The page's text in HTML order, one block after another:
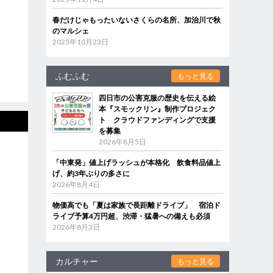
春だけじゃもったいないさくらの名所、加治川で秋
のマルシェ
2025年10月23日
ふむふむ もっと見る
四日市の公害克服の歴史を伝える絵
本『スモックリン』制作プロジェク
ト クラウドファンディングで支援
を募集
2026年8月5日
「中東発」値上げラッシュが本格化 飲食料品値上
げ、約3年ぶりの多さに
2026年8月4日
物価高でも「夏は家族で長距離ドライブ」 宿泊ド
ライブ予算4万円超、渋滞・猛暑への備えも必須
2026年8月3日
カルチャー もっと見る